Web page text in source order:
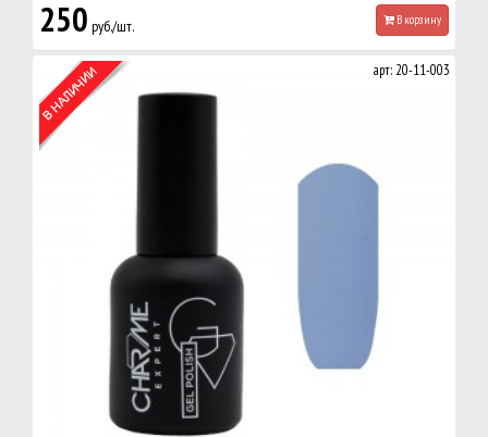
250 руб./шт. В корзину
арт: 20-11-003